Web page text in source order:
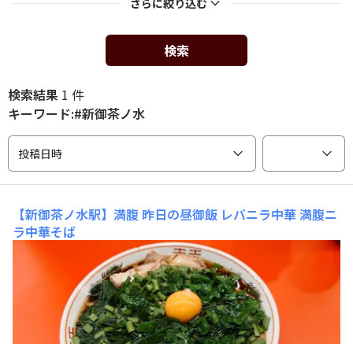
さらに絞り込む
検索
検索結果 1 件
キーワード:#新御茶ノ水
投稿日時
【新御茶ノ水駅】満腹 昨日の昼御飯 レバニラ中華 満腹ニ
ラ中華そば